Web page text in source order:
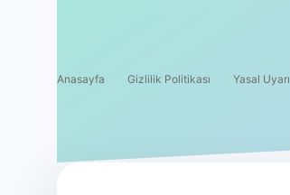
Anasayfa Gizlilik Politikası Yasal Uyarı